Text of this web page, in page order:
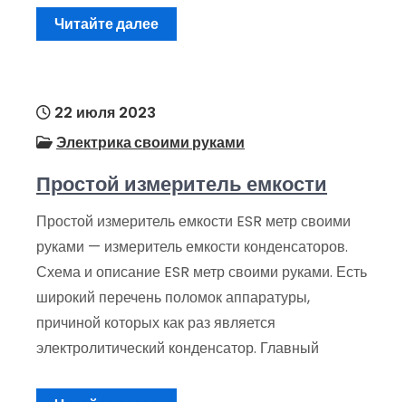
Читайте далее
22 июля 2023
Электрика своими руками
Простой измеритель емкости
Простой измеритель емкости ESR метр своими
руками — измеритель емкости конденсаторов.
Схема и описание ESR метр своими руками. Есть
широкий перечень поломок аппаратуры,
причиной которых как раз является
электролитический конденсатор. Главный